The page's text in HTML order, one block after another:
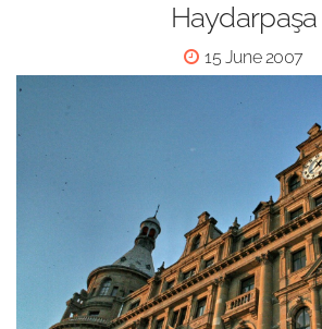
Haydarpaşa
15 June 2007